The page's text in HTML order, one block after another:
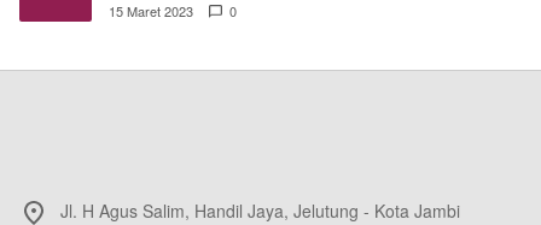
15 Maret 2023 0
Jl. H Agus Salim, Handil Jaya, Jelutung - Kota Jambi